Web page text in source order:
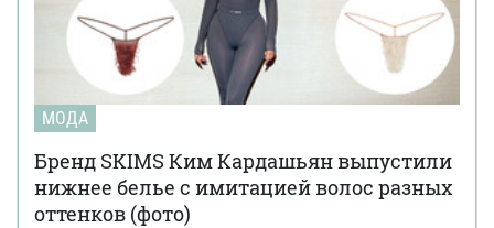
МОДА
Бренд SKIMS Ким Кардашьян выпустили
нижнее белье с имитацией волос разных
оттенков (фото)